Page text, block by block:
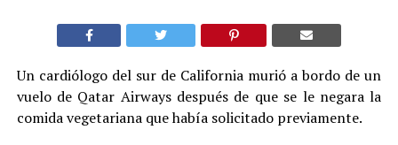
Un cardiólogo del sur de California murió a bordo de un
vuelo de Qatar Airways después de que se le negara la
comida vegetariana que había solicitado previamente.